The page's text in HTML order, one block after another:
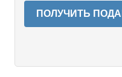
ПОЛУЧИТЬ